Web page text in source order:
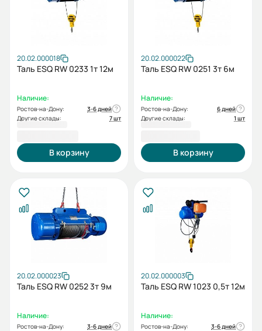
20.02.000018
Таль ESQ RW 0233 1т 12м
Наличие:
Ростов-на-Дону:
3-6 дней
Другие склады:
7 шт
В корзину
20.02.000022
Таль ESQ RW 0251 3т 6м
Наличие:
Ростов-на-Дону:
6 дней
Другие склады:
1 шт
В корзину
20.02.000023
Таль ESQ RW 0252 3т 9м
Наличие:
Ростов-на-Дону:
3-6 дней
20.02.000003
Таль ESQ RW 1023 0,5т 12м
Наличие:
Ростов-на-Дону:
3-6 дней